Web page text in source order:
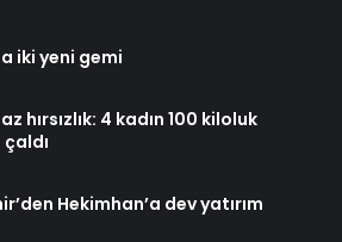
iki yeni gemi
hırsızlık: 4 kadın 100 kiloluk
Hekimhan’a dev yatırım